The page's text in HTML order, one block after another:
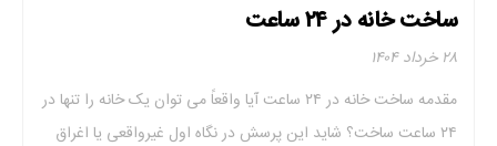
ساخت خانه در ۲۴ ساعت
۲۸ خرداد ۱۴۰۴
مقدمه ساخت خانه در ۲۴ ساعت آیا واقعاً می‌ توان یک خانه را تنها در
۲۴ ساعت ساخت؟ شاید این پرسش در نگاه اول غیرواقعی یا اغراق‌